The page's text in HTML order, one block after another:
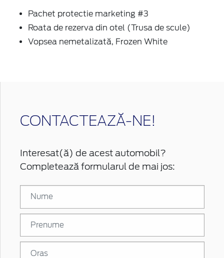
Pachet protectie marketing #3
Roata de rezerva din otel (Trusa de scule)
Vopsea nemetalizată, Frozen White
CONTACTEAZĂ-NE!
Interesat(ă) de acest automobil?
Completează formularul de mai jos: